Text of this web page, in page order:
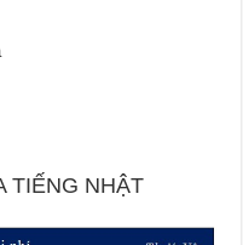
TIẾNG NHẬT